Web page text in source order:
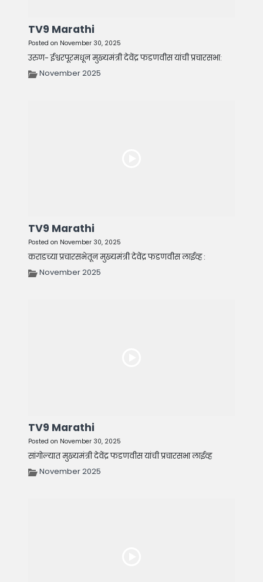
TV9 Marathi
Posted on November 30, 2025
उरुण- ईश्वरपूरमधून मुख्यमंत्री देवेंद्र फडणवीस यांची प्रचारसभा:
November 2025
TV9 Marathi
Posted on November 30, 2025
कराडच्या प्रचारसभेतून मुख्यमंत्री देवेंद्र फडणवीस लाईव्ह :
November 2025
TV9 Marathi
Posted on November 30, 2025
सांगोल्यात मुख्यमंत्री देवेंद्र फडणवीस यांची प्रचारसभा लाईव्ह
November 2025